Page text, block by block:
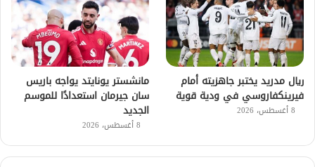
ريال مدريد يختبر جاهزيته أمام
فيرينكفاروسي في ودية قوية
8 أغسطس، 2026
مانشستر يونايتد يواجه باريس
سان جيرمان استعدادًا للموسم
الجديد
8 أغسطس، 2026